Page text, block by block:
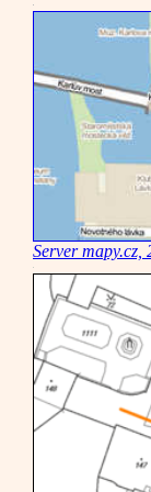
Server mapy.cz,